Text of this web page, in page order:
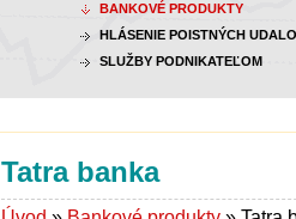
BANKOVÉ PRODUKTY
HLÁSENIE POISTNÝCH
SLUŽBY PODNIKATEĽOM
Tatra banka